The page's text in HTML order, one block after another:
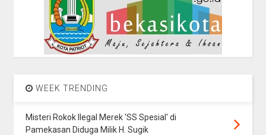
WEEK TRENDING
Misteri Rokok Ilegal Merek 'SS Spesial' di
Pamekasan Diduga Milik H. Sugik